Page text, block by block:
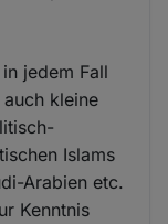
jedem Fall
kleine
Islams
Arabien etc.
Kenntnis